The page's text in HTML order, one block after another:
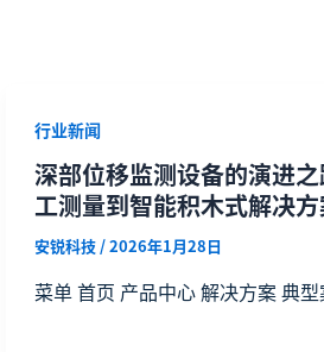
行业新闻
深部位移监测设备的演进
工测量到智能积木式解决
安锐科技/2026年1月28日
菜单 首页 产品中心 解决方案 典